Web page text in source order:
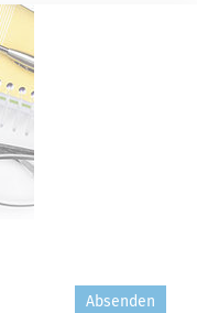
Absenden